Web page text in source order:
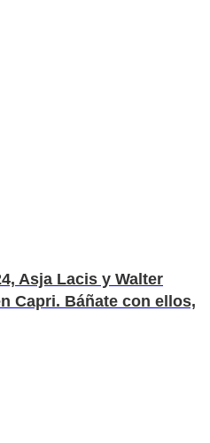
Asja Lacis y Walter
Capri. Báñate con ellos,